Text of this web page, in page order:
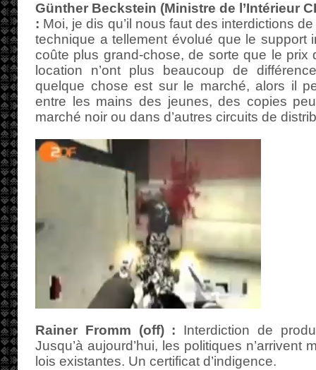
Günther Beckstein (Ministre de l’Intérieur
: Moi, je dis qu’il nous faut des interdictions
technique a tellement évolué que le support
coûte plus grand-chose, de sorte que le prix
location n’ont plus beaucoup de
quelque chose est sur le marché, alors il
entre les mains des jeunes, des copies
marché noir ou dans d’autres circuits de
Rainer Fromm (off) : Interdiction de
Jusqu’à aujourd’hui, les politiques n’arrivent
lois existantes. Un certificat d’indigence.